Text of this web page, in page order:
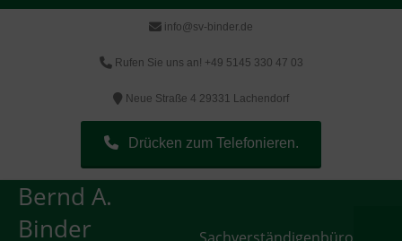
info@sv-binder.de
Rufen Sie uns an! +49 5145 330 47 03
Neue Straße 4 29331 Lachendorf
Drücken zum Telefonieren.
Bernd A.
Binder